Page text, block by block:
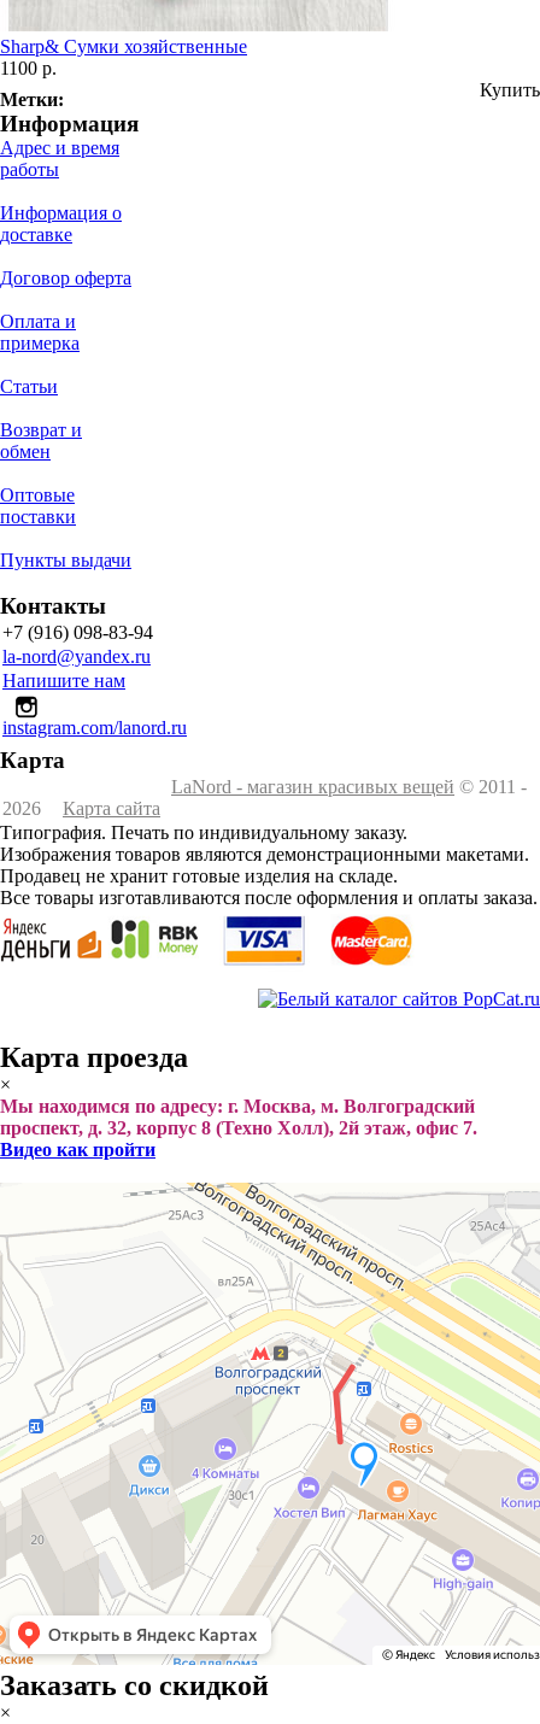
Sharp& Сумки хозяйственные
1100 р.
Купить
Метки:
Информация
Адрес и время
работы
Информация о
доставке
Договор оферта
Оплата и
примерка
Статьи
Возврат и
обмен
Оптовые
поставки
Пункты выдачи
Контакты
+7 (916) 098-83-94
la-nord@yandex.ru
Напишите нам
instagram.com/lanord.ru
Карта
LaNord - магазин красивых вещей © 2011 -
2026
Карта сайта
Типография. Печать по индивидуальному заказу.
Изображения товаров являются демонстрационными макетами.
Продавец не хранит готовые изделия на складе.
Все товары изготавливаются после оформления и оплаты заказа.
Карта проезда
×
Мы находимся по адресу: г. Москва, м. Волгоградский
проспект, д. 32, корпус 8 (Техно Холл), 2й этаж, офис 7.
Видео как пройти
Заказать со скидкой
×